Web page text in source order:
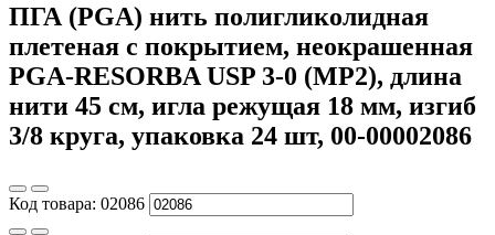
ПГА (PGA) нить полигликолидная
плетеная с покрытием, неокрашенная
PGA-RESORBA USP 3-0 (МР2), длина
нити 45 см, игла режущая 18 мм, изгиб
3/8 круга, упаковка 24 шт, 00-00002086
Код товара: 02086